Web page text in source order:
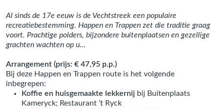
Al sinds de 17e eeuw is de Vechtstreek een populaire
recreatiebestemming. Happen en Trappen zet die traditie graag
voort. Prachtige polders, bijzondere buitenplaatsen en gezellige
grachten wachten op u…
Arrangement (prijs: € 47,95 p.p.)
Bij deze Happen en Trappen route is het volgende
inbegrepen:
Koffie en huisgemaakte lekkernij bij Buitenplaats
Kameryck; Restaurant ‘t Ryck